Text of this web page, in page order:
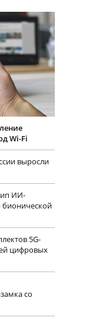
Wi-Fi
выросли
ИИ-
бионической
5G-
цифровых
со